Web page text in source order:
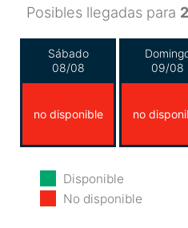
Posibles llegadas para
Sábado
08/08
no disponible
09/08
no
Martes
11/08
Disponible
No disponible